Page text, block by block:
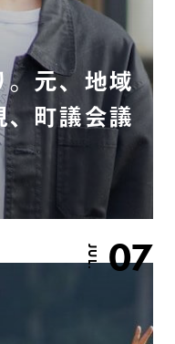
元、地域
町議会議
JUL. 07